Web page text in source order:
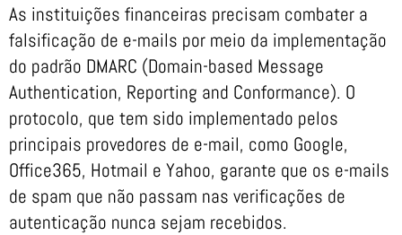
As instituições financeiras precisam combater a
falsificação de e-mails por meio da implementação
do padrão DMARC (Domain-based Message
Authentication, Reporting and Conformance). O
protocolo, que tem sido implementado pelos
principais provedores de e-mail, como Google,
Office365, Hotmail e Yahoo, garante que os e-mails
de spam que não passam nas verificações de
autenticação nunca sejam recebidos.